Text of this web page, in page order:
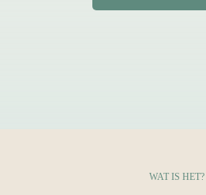
WAT IS HET?